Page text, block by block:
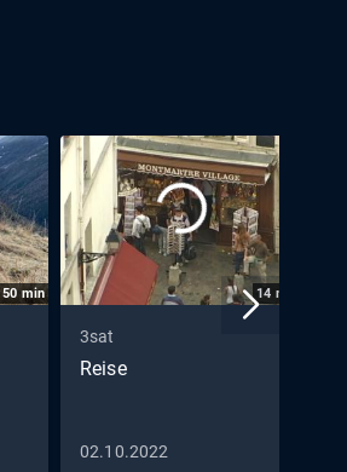
50 min 14 min
3sat
Reise
02.10.2022